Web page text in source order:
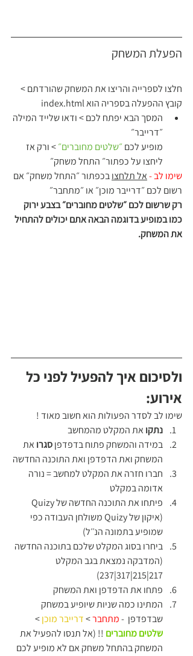
הפעלת המשחק
חלצו לספרייה והריצו את המשחק שהורדתם >
קובץ ההפעלה בספריה הוא index.html
המסך הבא יפתח לכם > ודאו שלייד המילה
״דרייבר״
מופיע לכם ״שלטים מחוברים״ > ורק אז
ליחצו על כפתור״ התחל משחק״
שימו לב -אל תלחצו בכפתור ״התחל משחק״ אם
רשום לכם ״דרייבר מוכן״ או ״מתחבר״
רק שרשום לכם ״שלטים מחוברים״ בצבע ירוק
כמו במופיע בדוגמה הבאה אתם יכולים להתחיל
את המשחק.
ולסיכום איך להפעיל לפני כל
אירוע:
שימו לב לסדר הפעולות הוא חשוב מאוד !
נתקו את המקלט מהמחשב
במידה והמשחק פתוח בדפדפן סגרו את
המשחק ואת הדפדפן ואת התוכנה החדשה
חברו חזרה את המקלט למחשב = נורה
אדומה במקלט
(איקון של Quizy משולחן העבודה כפי
שמופיע בתמונה הנ׳׳ל)
ביחרו בסוג המקלט שלכם בתוכנה החדשה
(המדבקה נמצאת בגב המקלט
217|215|317|237)
פתחו את הדפדפן ואת המשחק
המתינו כמה שניות שיופיע במשחק
שבדפדפן  - מתחבר > דרייבר מוכן >
שלטים מחוברים !! (אל תנסו להפעיל את
המשחק בהתחל משחק אם לא מופיע לכם